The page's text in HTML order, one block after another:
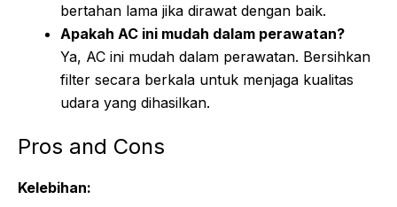
bertahan lama jika dirawat dengan baik.
Apakah AC ini mudah dalam perawatan?
Ya, AC ini mudah dalam perawatan. Bersihkan
filter secara berkala untuk menjaga kualitas
udara yang dihasilkan.
Pros and Cons
Kelebihan: